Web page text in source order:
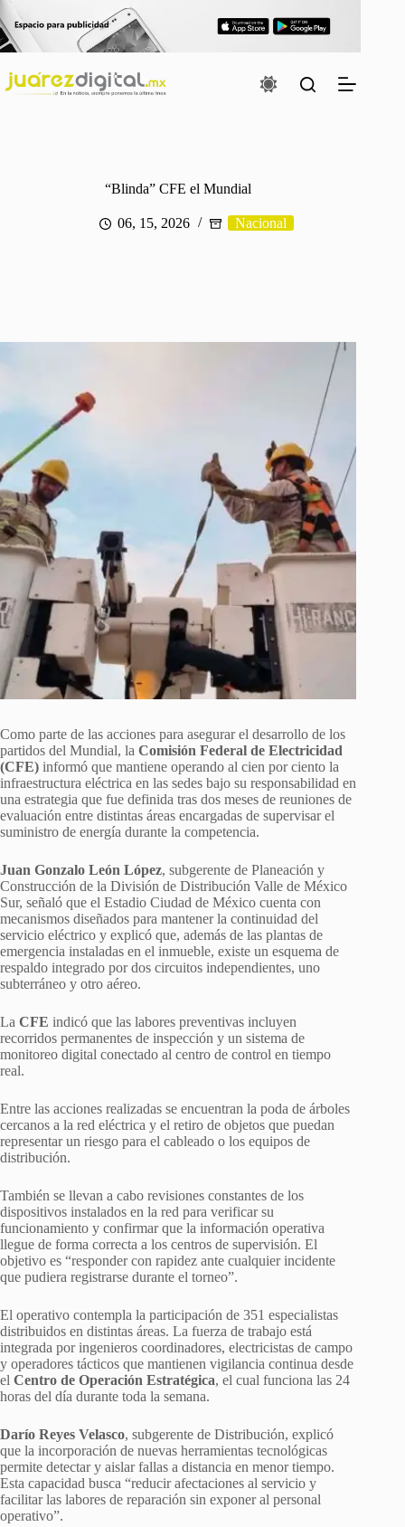
Saltar
al
contenido
“Blinda” CFE el Mundial
06, 15, 2026 Nacional
Como parte de las acciones para asegurar el desarrollo de los
partidos del Mundial, la Comisión Federal de Electricidad
(CFE) informó que mantiene operando al cien por ciento la
infraestructura eléctrica en las sedes bajo su responsabilidad en
una estrategia que fue definida tras dos meses de reuniones de
evaluación entre distintas áreas encargadas de supervisar el
suministro de energía durante la competencia.
Juan Gonzalo León López, subgerente de Planeación y
Construcción de la División de Distribución Valle de México
Sur, señaló que el Estadio Ciudad de México cuenta con
mecanismos diseñados para mantener la continuidad del
servicio eléctrico y explicó que, además de las plantas de
emergencia instaladas en el inmueble, existe un esquema de
respaldo integrado por dos circuitos independientes, uno
subterráneo y otro aéreo.
La CFE indicó que las labores preventivas incluyen
recorridos permanentes de inspección y un sistema de
monitoreo digital conectado al centro de control en tiempo
real.
Entre las acciones realizadas se encuentran la poda de árboles
cercanos a la red eléctrica y el retiro de objetos que puedan
representar un riesgo para el cableado o los equipos de
distribución.
También se llevan a cabo revisiones constantes de los
dispositivos instalados en la red para verificar su
funcionamiento y confirmar que la información operativa
llegue de forma correcta a los centros de supervisión. El
objetivo es “responder con rapidez ante cualquier incidente
que pudiera registrarse durante el torneo”.
El operativo contempla la participación de 351 especialistas
distribuidos en distintas áreas. La fuerza de trabajo está
integrada por ingenieros coordinadores, electricistas de campo
y operadores tácticos que mantienen vigilancia continua desde
el Centro de Operación Estratégica, el cual funciona las 24
horas del día durante toda la semana.
Darío Reyes Velasco, subgerente de Distribución, explicó
que la incorporación de nuevas herramientas tecnológicas
permite detectar y aislar fallas a distancia en menor tiempo.
Esta capacidad busca “reducir afectaciones al servicio y
facilitar las labores de reparación sin exponer al personal
operativo”.